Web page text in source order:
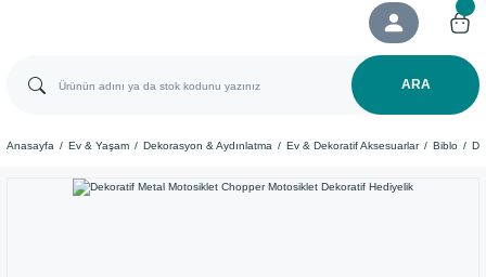
ARA
Anasayfa Ev & Yaşam Dekorasyon & Aydınlatma Ev & Dekoratif Aksesuarlar Biblo